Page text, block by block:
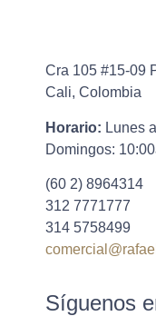
Cra 105 #15-09
Cali, Colombia
Horario: Lunes
Domingos:
(60 2) 8964314
312 7771777
314 5758499
Síguenos